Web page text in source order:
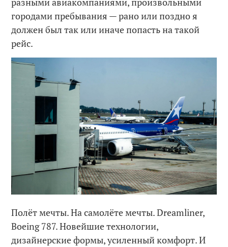
городами пребывания — рано или поздно я
должен был так или иначе попасть на такой
рейс.
Полёт мечты. На самолёте мечты. Dreamliner,
Boeing 787. Новейшие технологии,
дизайнерские формы, усиленный комфорт. И